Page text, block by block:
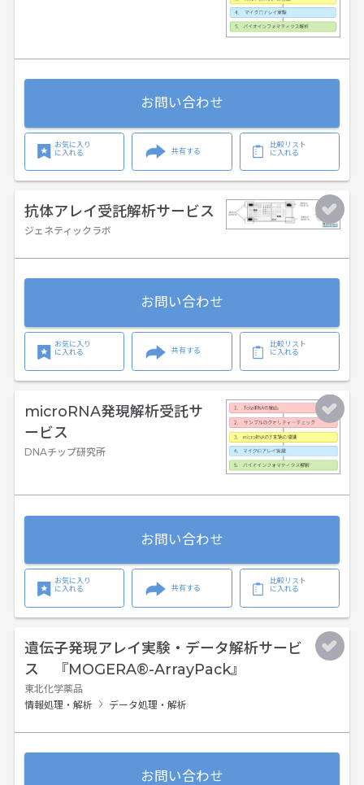
お問い合わせ
お気に入り
に入れる
共有する
比較リスト
に入れる
抗体アレイ受託解析サービス
ジェネティックラボ
お問い合わせ
お気に入り
に入れる
共有する
比較リスト
に入れる
microRNA発現解析受託サ
ービス
DNAチップ研究所
お問い合わせ
お気に入り
に入れる
共有する
比較リスト
に入れる
遺伝子発現アレイ実験・データ解析サービ
ス 『MOGERA®-ArrayPack』
東北化学薬品
情報処理・解析
データ処理・解析
お問い合わせ